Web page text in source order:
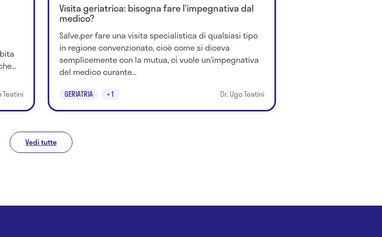
Teatini
Visita geriatrica: bisogna fare l'impegnativa dal
medico?
Salve,per fare una visita specialistica di qualsiasi tipo
in regione convenzionato, cioè come si diceva
semplicemente con la mutua, ci vuole un'impegnativa
del medico curante...
GERIATRIA +1 Dr. Ugo Teatini
Vedi tutte